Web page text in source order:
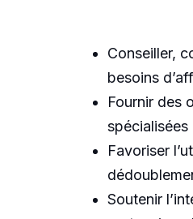
Conseiller,
besoins
Fournir des
spécialisées
Favoriser
Soutenir